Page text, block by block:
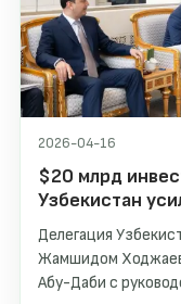
2026-04-16
$20 млрд
Узбекистан
Делегация
Жамшидом
Абу-Даби с